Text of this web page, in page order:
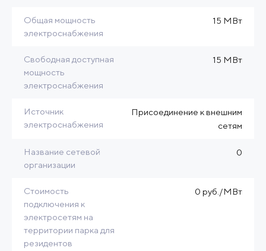
Общая мощность
электроснабжения
15 МВт
Свободная доступная
мощность
электроснабжения
15 МВт
Источник
электроснабжения
Присоединение к внешним
сетям
Название сетевой
организации
0
Стоимость
подключения к
электросетям на
территории парка для
резидентов
0 руб./МВт